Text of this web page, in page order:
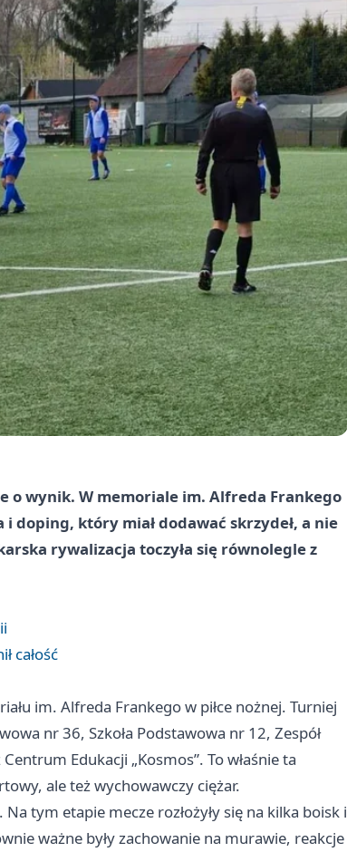
o wynik. W memoriale im. Alfreda Frankego
doping, który miał dodawać skrzydeł, a nie
rywalizacja toczyła się równolegle z
całość
im. Alfreda Frankego w piłce nożnej. Turniej
nr 36, Szkoła Podstawowa nr 12, Zespół
Edukacji „Kosmos”. To właśnie ta
ale też wychowawczy ciężar.
tym etapie mecze rozłożyły się na kilka boisk i
ważne były zachowanie na murawie, reakcje